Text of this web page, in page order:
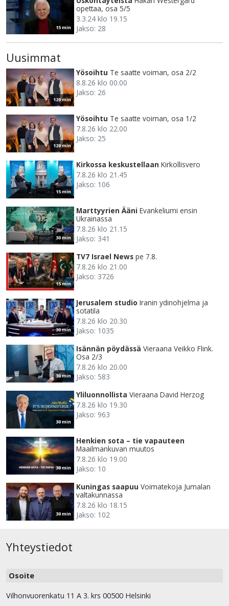
15 min
opettaa, osa 5/5
3.3.24 klo 19.15
Jakso: 28
Uusimmat
120 min
Yösoihtu Te saatte voiman, osa 2/2
8.8.26 klo 00.00
Jakso: 26
120 min
Yösoihtu Te saatte voiman, osa 1/2
7.8.26 klo 22.00
Jakso: 25
15 min
Kirkossa keskustellaan Kirkollisvero
7.8.26 klo 21.45
Jakso: 106
30 min
Marttyyrien Ääni Evankeliumi ensin
Ukrainassa
7.8.26 klo 21.15
Jakso: 341
15 min
TV7 Israel News pe 7.8.
7.8.26 klo 21.00
Jakso: 3726
30 min
Jerusalem studio Iranin ydinohjelma ja
sotatila
7.8.26 klo 20.30
Jakso: 1035
30 min
Isännän pöydässä Vieraana Veikko Flink.
Osa 2/3
7.8.26 klo 20.00
Jakso: 583
30 min
Yliluonnollista Vieraana David Herzog
7.8.26 klo 19.30
Jakso: 963
30 min
Henkien sota – tie vapauteen
Maailmankuvan muutos
7.8.26 klo 19.00
Jakso: 10
30 min
Kuningas saapuu Voimatekoja Jumalan
valtakunnassa
7.8.26 klo 18.15
Jakso: 102
Yhteystiedot
Osoite
Vilhonvuorenkatu 11 A 3. krs 00500 Helsinki